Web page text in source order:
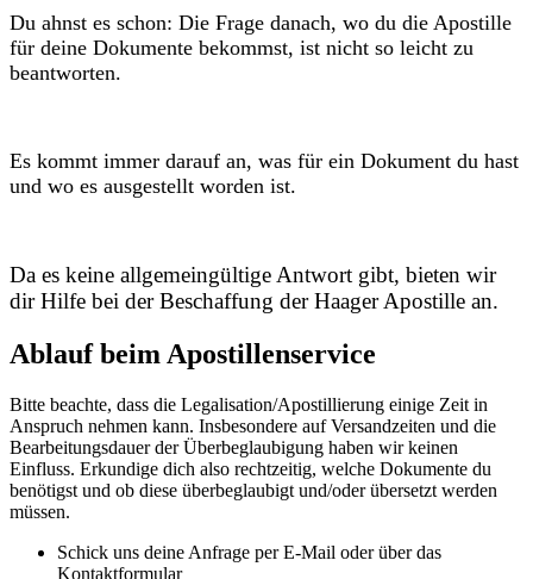
Du ahnst es schon: Die Frage danach, wo du die Apostille
für deine Dokumente bekommst, ist nicht so leicht zu
beantworten.
Es kommt immer darauf an, was für ein Dokument du hast
und wo es ausgestellt worden ist.
Da es keine allgemeingültige Antwort gibt, bieten wir
dir Hilfe bei der Beschaffung der Haager Apostille an.
Ablauf beim Apostillenservice
Bitte beachte, dass die Legalisation/Apostillierung einige Zeit in
Anspruch nehmen kann. Insbesondere auf Versandzeiten und die
Bearbeitungsdauer der Überbeglaubigung haben wir keinen
Einfluss. Erkundige dich also rechtzeitig, welche Dokumente du
benötigst und ob diese überbeglaubigt und/oder übersetzt werden
müssen.
Schick uns deine Anfrage per E-Mail oder über das
Kontaktformular